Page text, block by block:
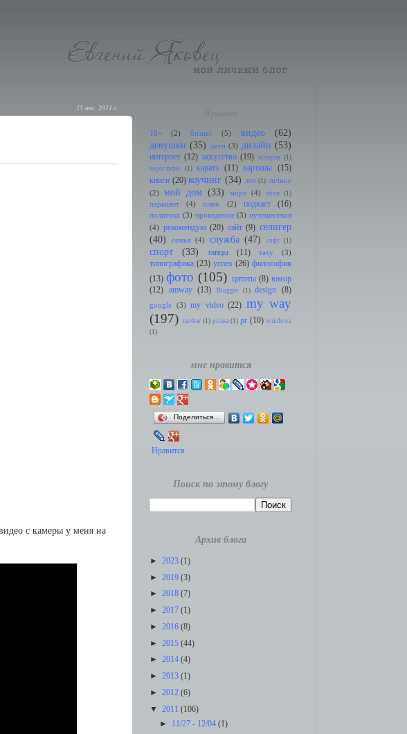
15 авг. 2011 г.
с камеры у меня на
18+ (2) бизнес (5) видео
(62)
девушки (35) дети (3) дизайн (53)
интернет (12) искусство (19) история (1)
иeроглифы
(1) каратэ (11) картины
(15)
книги (20) коучинг (34) лето (1) личное
(2)
мой дом (33) море (4) обои (1)
парашют (4) пляж (2) подкаст (16)
политика (3) провидение (3) путешествия
(4)
рекомендую (20) сайт (9) селигер
(40)
семья (4) служба (47) софт (1)
спорт (33) танцы (11) тату (3)
типографика (23) успех (26) философия
(13) фото (105) цитаты (8) юмор
(12)
amway (13) Blogger (1) design (8)
google (3) my video (22) my way
(197) navbar (1) picasa (1) pr (10) windows
(1)
мне нравится
Поделиться…
Нравится
Поиск по этому блогу
Архив блога
► 2023 (1)
► 2019 (3)
► 2018 (7)
► 2017 (1)
► 2016 (8)
► 2015 (44)
► 2014 (4)
► 2013 (1)
► 2012 (6)
▼ 2011 (106)
► 11/27 - 12/04(1)